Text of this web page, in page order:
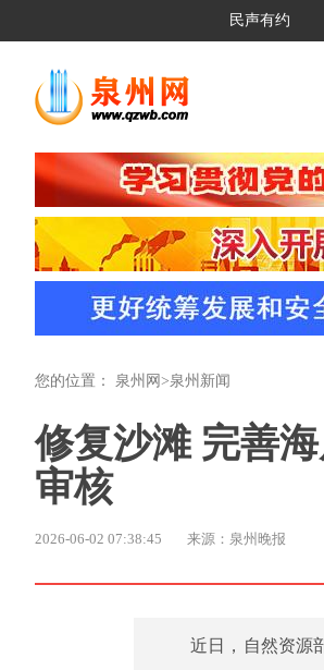
民声有约
您的位置： 泉州网 >泉州新闻
修复沙滩 完善
审核
2026-06-02 07:38:45 来源：泉州晚报
近日，自然资源